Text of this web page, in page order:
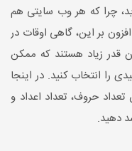
چرا که هر وب سایتی هم
بر این، گاهی اوقات در
زیاد هستند که‌ ممکن
را انتخاب کنید‌. در اینجا
حروف، تعداد اعداد و
دهید.